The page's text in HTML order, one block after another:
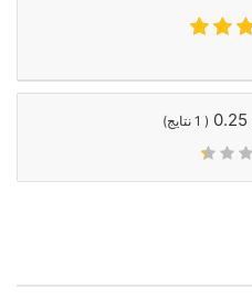
0.25
(
1 نتایج)